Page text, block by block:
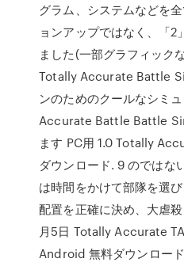
グラム、システムなどを
ョンアップではなく、「2
ました(一部グラフィック
Totally Accurate Battle
ンのためのクールなシミ
Accurate Battle Battle
ます PC用 1.0 Totally
ダウンロード. 9 のではな
は時間をかけて部隊を選
配置を正確に決め、大虐
月5日 Totally Accurate
Android 無料ダウンロー